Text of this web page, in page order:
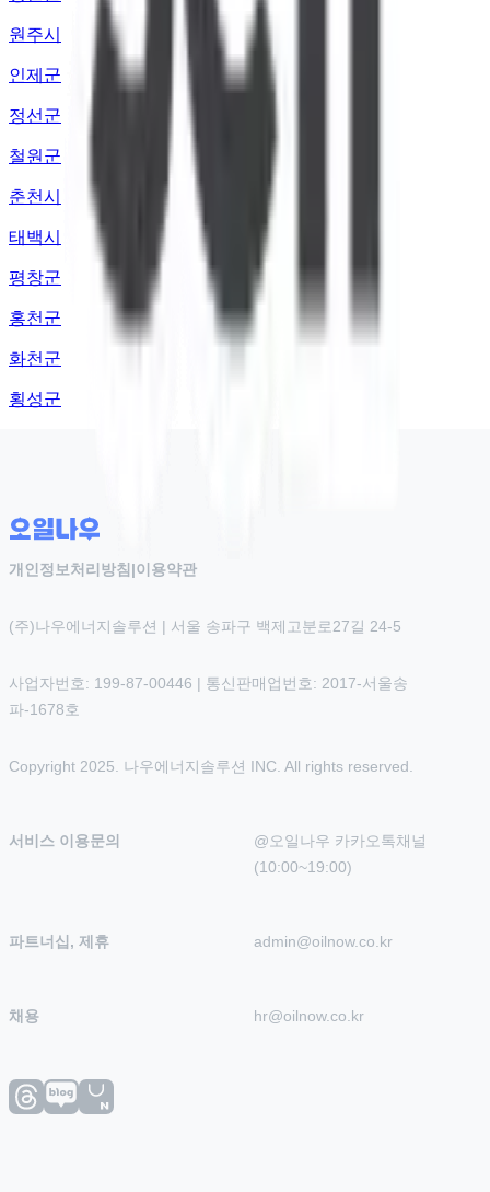
원주시
인제군
정선군
철원군
춘천시
태백시
평창군
홍천군
화천군
횡성군
개인정보처리방침 |이용약관
(주)나우에너지솔루션 | 서울 송파구 백제고분로27길 24-5
사업자번호: 199-87-00446 | 통신판매업번호: 2017-서울송
파-1678호
Copyright 2025. 나우에너지솔루션 INC. All rights reserved.
서비스 이용문의
@오일나우 카카오톡채널
(10:00~19:00)
파트너십, 제휴 admin@oilnow.co.kr
채용 hr@oilnow.co.kr